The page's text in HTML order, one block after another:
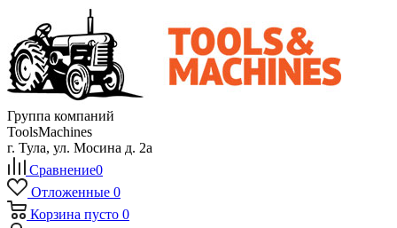
Группа компаний
ToolsMachines
г. Тула, ул. Мосина д. 2а
Сравнение0
Отложенные 0
Корзина пусто 0